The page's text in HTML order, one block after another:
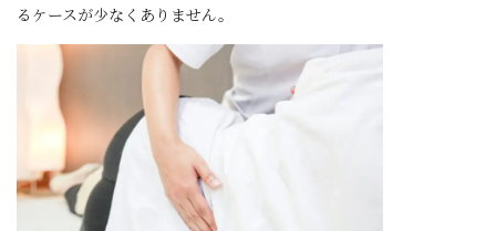
るケースが少なくありません。